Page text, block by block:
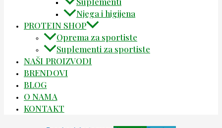
Njega i higijena
PROTEIN SHOP
Oprema za sportiste
Suplementi za sportiste
NAŠI PROIZVODI
BRENDOVI
BLOG
O NAMA
KONTAKT